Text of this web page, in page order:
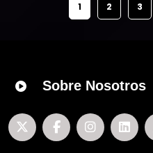
1 2 3
Sobre Nosotros